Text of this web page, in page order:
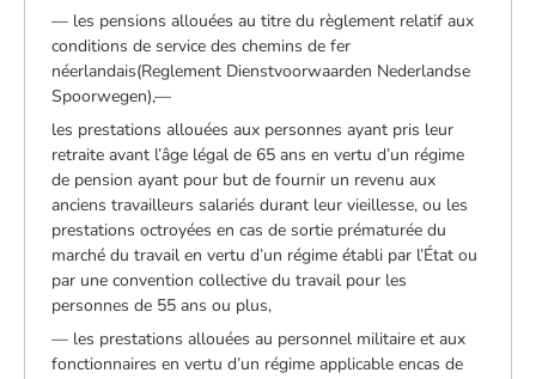
— les pensions allouées au titre du règlement relatif aux
conditions de service des chemins de fer
néerlandais(Reglement Dienstvoorwaarden Nederlandse
Spoorwegen),—
les prestations allouées aux personnes ayant pris leur
retraite avant l’âge légal de 65 ans en vertu d’un régime
de pension ayant pour but de fournir un revenu aux
anciens travailleurs salariés durant leur vieillesse, ou les
prestations octroyées en cas de sortie prématurée du
marché du travail en vertu d’un régime établi par l’État ou
par une convention collective du travail pour les
personnes de 55 ans ou plus,
— les prestations allouées au personnel militaire et aux
fonctionnaires en vertu d’un régime applicable encas de